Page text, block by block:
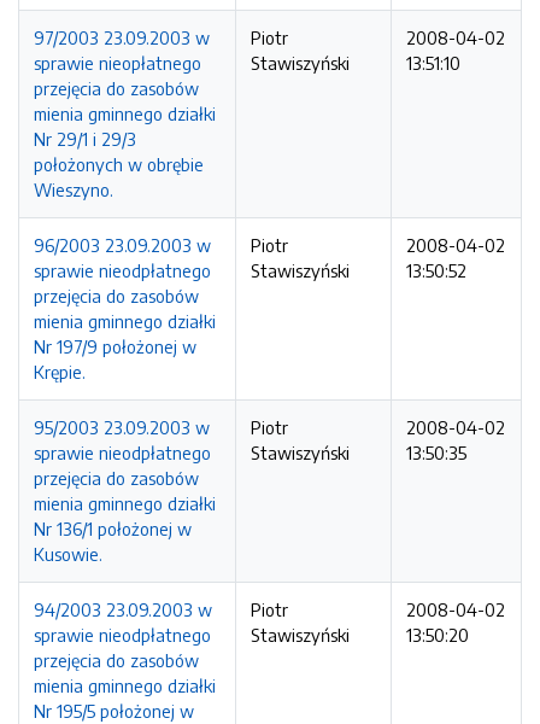
97/2003 23.09.2003 w
sprawie nieopłatnego
przejęcia do zasobów
mienia gminnego działki
Nr 29/1 i 29/3
położonych w obrębie
Wieszyno.
Piotr
Stawiszyński
2008-04-02
13:51:10
96/2003 23.09.2003 w
sprawie nieodpłatnego
przejęcia do zasobów
mienia gminnego działki
Nr 197/9 położonej w
Krępie.
Piotr
Stawiszyński
2008-04-02
13:50:52
95/2003 23.09.2003 w
sprawie nieodpłatnego
przejęcia do zasobów
mienia gminnego działki
Nr 136/1 położonej w
Kusowie.
Piotr
Stawiszyński
2008-04-02
13:50:35
94/2003 23.09.2003 w
sprawie nieodpłatnego
przejęcia do zasobów
mienia gminnego działki
Nr 195/5 położonej w
Piotr
Stawiszyński
2008-04-02
13:50:20